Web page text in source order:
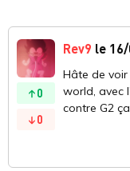
0
0
Rev9 le
Hâte de
world, avec
contre G2